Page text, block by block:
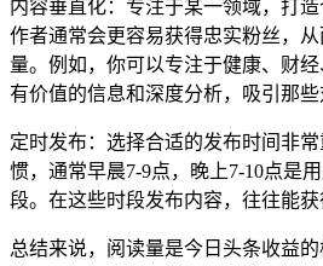
内容垂直化：专注于某一领域，打
作者通常会更容易获得忠实粉丝，
量。例如，你可以专注于健康、财
有价值的信息和深度分析，吸引那些
定时发布：选择合适的发布时间非
惯，通常早晨7-9点，晚上7-10点是
段。在这些时段发布内容，往往能获
总结来说，阅读量是今日头条收益